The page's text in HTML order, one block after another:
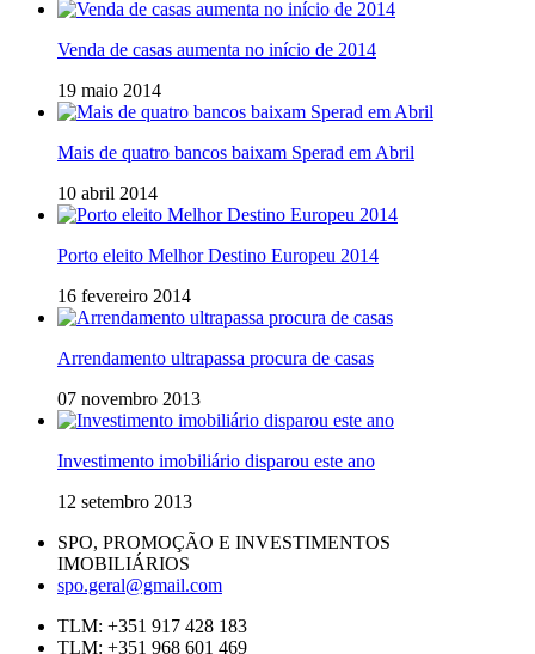
Venda de casas aumenta no início de 2014
19 maio 2014
Mais de quatro bancos baixam Sperad em Abril
10 abril 2014
Porto eleito Melhor Destino Europeu 2014
16 fevereiro 2014
Arrendamento ultrapassa procura de casas
07 novembro 2013
Investimento imobiliário disparou este ano
12 setembro 2013
SPO, PROMOÇÃO E INVESTIMENTOS
IMOBILIÁRIOS
spo.geral@gmail.com
TLM: +351 917 428 183
TLM: +351 968 601 469